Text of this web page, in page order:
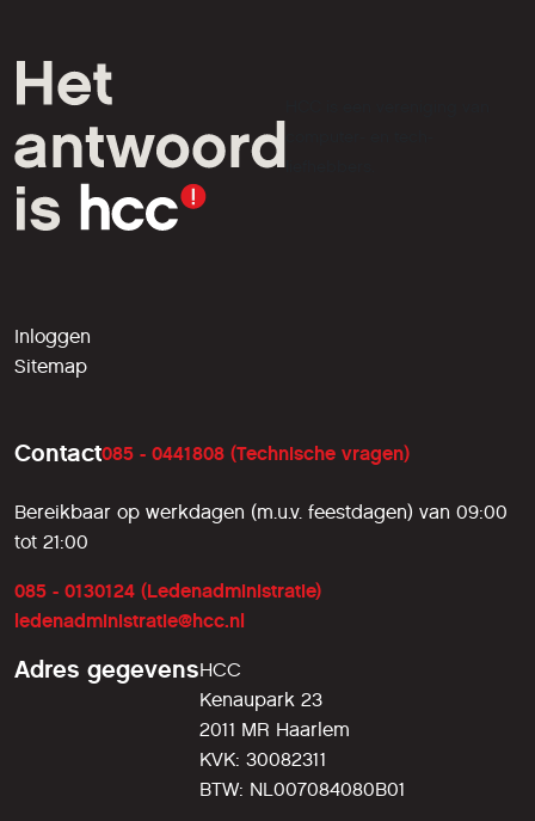
liefhebbers.
Inloggen
Sitemap
Contact085 - 0441808 (Technische vragen)
Bereikbaar op werkdagen (m.u.v. feestdagen) van 09:00
tot 21:00
085 - 0130124 (Ledenadministratie)
ledenadministratie@hcc.nl
Adres gegevensHCC
Kenaupark 23
2011 MR Haarlem
KVK: 30082311
BTW: NL007084080B01